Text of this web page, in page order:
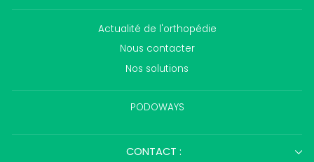
Actualité de l'orthopédie
Nous contacter
Nos solutions
PODOWAYS
CONTACT :